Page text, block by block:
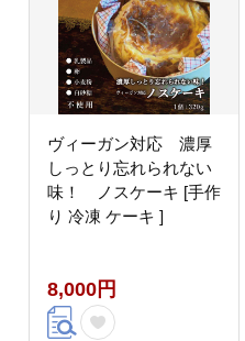
ヴィーガン対応 濃厚
しっとり忘れられない
味！ ノスケーキ [手作
り 冷凍 ケーキ ]
8,000円